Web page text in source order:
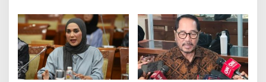
Kesiapan Petani Indramayu
Dievaluasi